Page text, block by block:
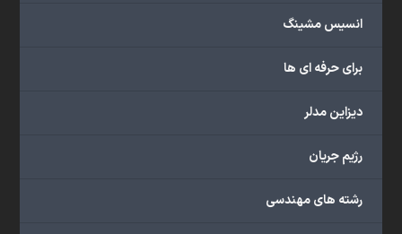
انسیس مشینگ
برای حرفه ای ها
دیزاین مدلر
رژیم جریان
رشته های مهندسی
و
ارائه
شما
از
مختلف